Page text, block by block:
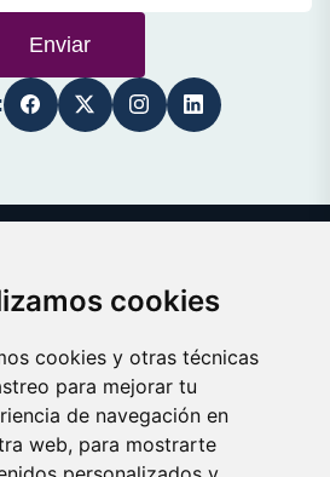
cookies
cookies y otras técnicas
para mejorar tu
de navegación en
web, para mostrarte
Enviar